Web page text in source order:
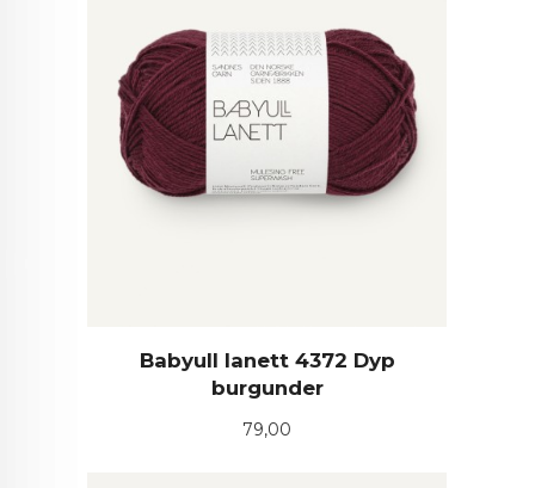
Babyull lanett 4372 Dyp
burgunder
Pris
79,00